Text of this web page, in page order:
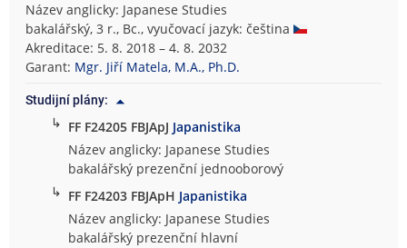
Název anglicky: Japanese Studies
bakalářský, 3 r., Bc., vyučovací jazyk: čeština
Akreditace: 5. 8. 2018 – 4. 8. 2032
Garant: Mgr. Jiří Matela, M.A., Ph.D.
Studijní plány:
↳ FF F24205 FBJApJ Japanistika
Název anglicky: Japanese Studies
bakalářský prezenční jednooborový
↳ FF F24203 FBJApH Japanistika
Název anglicky: Japanese Studies
bakalářský prezenční hlavní